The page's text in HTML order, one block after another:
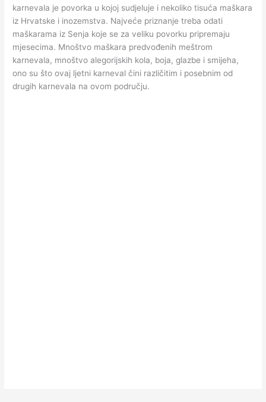
karnevala je povorka u kojoj sudjeluje i nekoliko tisuća maškara
iz Hrvatske i inozemstva. Najveće priznanje treba odati
maškarama iz Senja koje se za veliku povorku pripremaju
mjesecima. Mnoštvo maškara predvođenih meštrom
karnevala, mnoštvo alegorijskih kola, boja, glazbe i smijeha,
ono su što ovaj ljetni karneval čini različitim i posebnim od
drugih karnevala na ovom području.